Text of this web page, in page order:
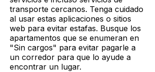
transporte cercanos. Tenga cuidado
al usar estas aplicaciones o sitios
web para evitar estafas. Busque los
apartamentos que se enumeran en
"Sin cargos" para evitar pagarle a
un corredor para que lo ayude a
encontrar un lugar.